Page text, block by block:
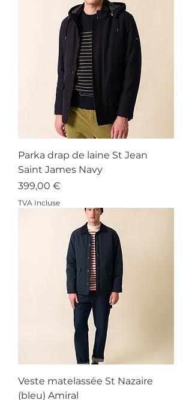
Parka drap de laine St Jean
Saint James Navy
Prix
399,00 €
TVA Incluse
Veste matelassée St Nazaire
(bleu) Amiral